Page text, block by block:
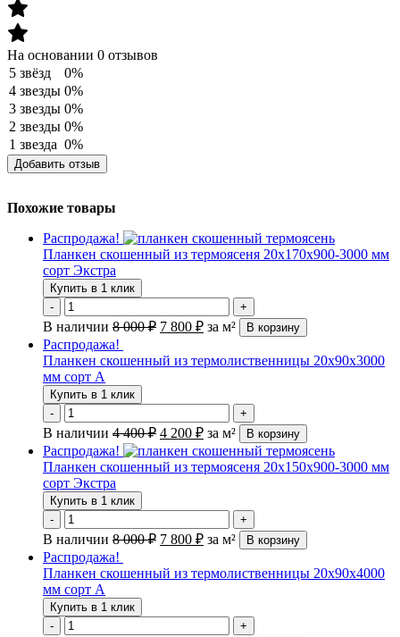
На основании 0 отзывов
5 звёзд
0%
4 звезды 0%
3 звезды 0%
2 звезды 0%
1 звезда 0%
Добавить отзыв
Похожие товары
Распродажа!
Планкен скошенный из термоясеня 20х170х900-3000 мм
сорт Экстра
Купить в 1 клик
-
+
В наличии 8 000₽ 7 800 ₽ за м² В корзину
Распродажа!
Планкен скошенный из термолиственницы 20х90х3000
мм сорт А
Купить в 1 клик
-
+
В наличии 4 400₽ 4 200 ₽ за м² В корзину
Распродажа!
Планкен скошенный из термоясеня 20х150х900-3000 мм
сорт Экстра
Купить в 1 клик
-
+
В наличии 8 000₽ 7 800 ₽ за м² В корзину
Распродажа!
Планкен скошенный из термолиственницы 20х90х4000
мм сорт А
Купить в 1 клик
-
+